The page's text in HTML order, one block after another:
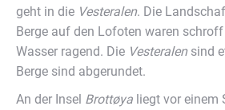
geht in die Vesteralen. Die
Berge auf den Lofoten waren
Wasser ragend. Die Vesteralensind
Berge sind abgerundet.
An der Insel Brottøya liegt vor einem